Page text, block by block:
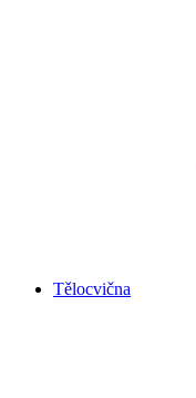
Tělocvična